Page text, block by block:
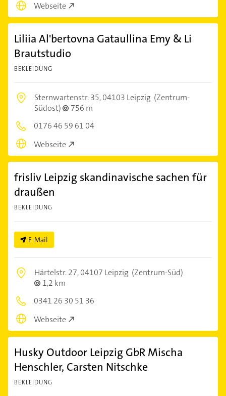
Webseite
Liliia Al'bertovna Gataullina Emy & Li
Brautstudio
BEKLEIDUNG
Sternwartenstr. 35,04103 Leipzig (Zentrum-
Südost)
756 m
0176 46 59 61 04
Webseite
frisliv Leipzig skandinavische sachen für
draußen
BEKLEIDUNG
E-Mail
Härtelstr. 27,04107 Leipzig (Zentrum-Süd)
1,2 km
0341 26 30 51 36
Webseite
Husky Outdoor Leipzig GbR Mischa
Henschler, Carsten Nitschke
BEKLEIDUNG